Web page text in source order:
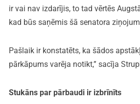
ir vai nav izdarījis, to tad vērtēs
kad būs saņēmis šā senatora
Pašlaik ir konstatēts, ka šādos
pārkāpums varēja notikt,” sacīja
Stukāns par pārbaudi ir izbrīnīts